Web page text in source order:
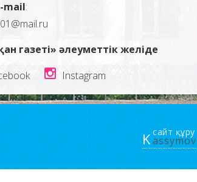
mail:
газеті» әлеуметтік желіде
Instagram
сайт құру
Kassymov